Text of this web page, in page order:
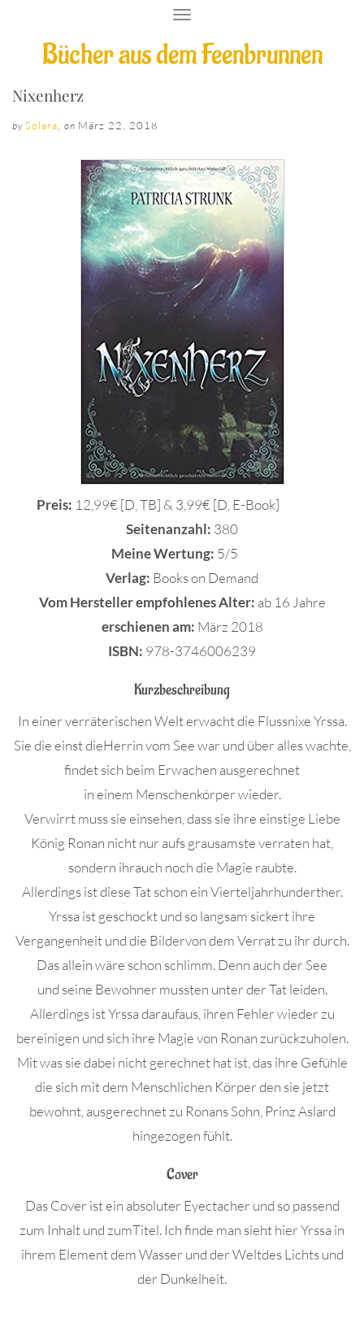
Bücher aus dem Feenbrunnen
T
G
G
T
I
Nixenherz
by Solara on März 22, 2018
Preis: 12,99€ [D, TB] & 3,99€ [D, E-Book]
Seitenanzahl: 380
Meine Wertung: 5/5
Verlag: Books on Demand
Vom Hersteller empfohlenes Alter: ab 16 Jahre
erschienen am: März 2018
ISBN: 978-3746006239
Kurzbeschreibung
In einer verräterischen Welt erwacht die Flussnixe Yrssa.
Sie die einst dieHerrin vom See war und über alles wachte,
findet sich beim Erwachen ausgerechnet
in einem Menschenkörper wieder.
Verwirrt muss sie einsehen, dass sie ihre einstige Liebe
König Ronan nicht nur aufs grausamste verraten hat,
sondern ihrauch noch die Magie raubte.
Allerdings ist diese Tat schon ein Vierteljahrhunderther.
Yrssa ist geschockt und so langsam sickert ihre
Vergangenheit und die Bildervon dem Verrat zu ihr durch.
Das allein wäre schon schlimm. Denn auch der See
und seine Bewohner mussten unter der Tat leiden.
Allerdings ist Yrssa daraufaus, ihren Fehler wieder zu
bereinigen und sich ihre Magie von Ronan zurückzuholen.
Mit was sie dabei nicht gerechnet hat ist, das ihre Gefühle
die sich mit dem Menschlichen Körper den sie jetzt
bewohnt, ausgerechnet zu Ronans Sohn, Prinz Aslard
hingezogen fühlt.
Cover
Das Cover ist ein absoluter Eyectacher und so passend
zum Inhalt und zumTitel. Ich finde man sieht hier Yrssa in
ihrem Element dem Wasser und der Weltdes Lichts und
der Dunkelheit.